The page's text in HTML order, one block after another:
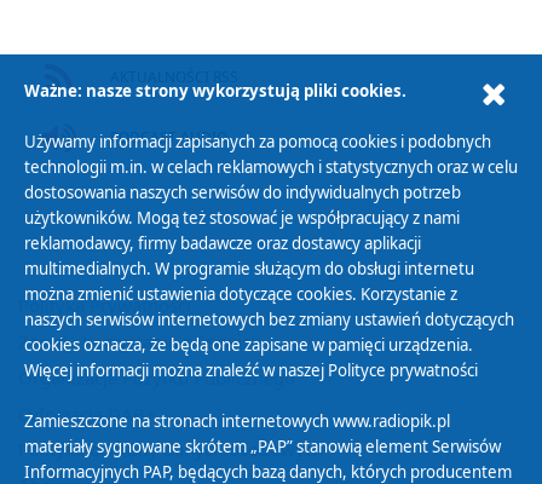
PODCAST AUDIO
Polityka Prywatności
Zasady korzystania z Serwisu
Organizacje Pożytku Publicznego
Cyfryzacja DAB+
Polityka ochrony danych osobowych
Ważne: nasze strony wykorzystują pliki cookies.
Używamy informacji zapisanych za pomocą cookies i podobnych
technologii m.in. w celach reklamowych i statystycznych oraz w celu
dostosowania naszych serwisów do indywidualnych potrzeb
użytkowników. Mogą też stosować je współpracujący z nami
reklamodawcy, firmy badawcze oraz dostawcy aplikacji
multimedialnych. W programie służącym do obsługi internetu
można zmienić ustawienia dotyczące cookies. Korzystanie z
naszych serwisów internetowych bez zmiany ustawień dotyczących
cookies oznacza, że będą one zapisane w pamięci urządzenia.
Więcej informacji można znaleźć w naszej Polityce prywatności
Zamieszczone na stronach internetowych www.radiopik.pl
materiały sygnowane skrótem „PAP” stanowią element Serwisów
Informacyjnych PAP, będących bazą danych, których producentem